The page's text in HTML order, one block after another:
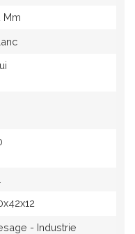
Mm
- Industrie